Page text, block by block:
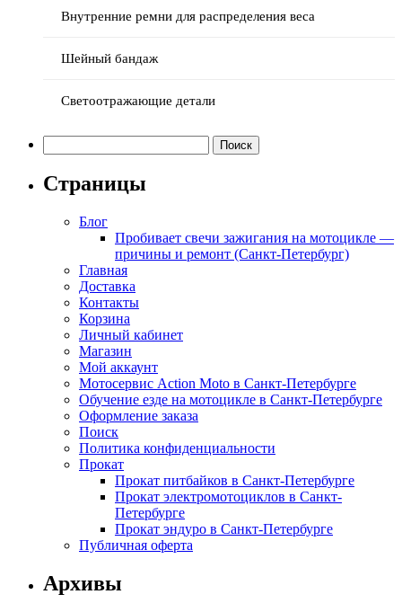
Внутренние ремни для распределения веса
Шейный бандаж
Светоотражающие детали
Страницы
Блог
Пробивает свечи зажигания на мотоцикле —
причины и ремонт (Санкт-Петербург)
Главная
Доставка
Контакты
Корзина
Личный кабинет
Магазин
Мой аккаунт
Мотосервис Action Moto в Санкт-Петербурге
Обучение езде на мотоцикле в Санкт-Петербурге
Оформление заказа
Поиск
Политика конфиденциальности
Прокат
Прокат питбайков в Санкт-Петербурге
Прокат электромотоциклов в Санкт-
Петербурге
Прокат эндуро в Санкт-Петербурге
Публичная оферта
Архивы